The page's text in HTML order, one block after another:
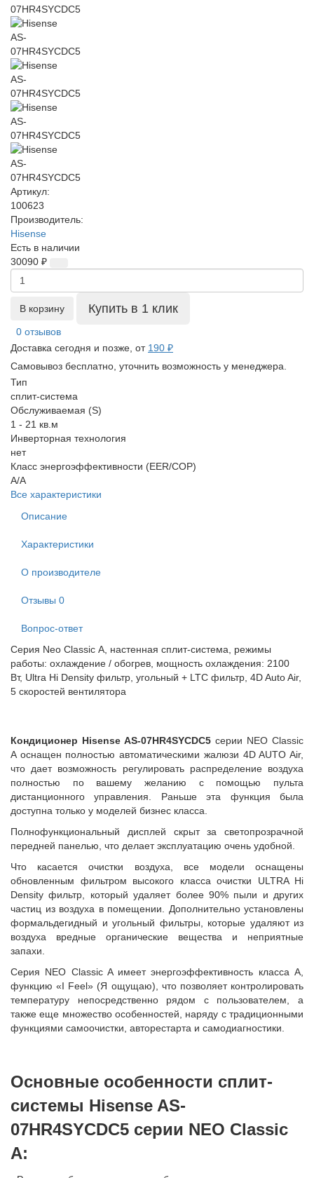
Артикул:
100623
Производитель:
Hisense
Есть в наличии
30090 ₽
В корзину Купить в 1 клик
0 отзывов
Доставка сегодня и позже, от 190 ₽
Самовывоз бесплатно, уточнить возможность у менеджера.
Тип
сплит-система
Обслуживаемая (S)
1 - 21 кв.м
Инверторная технология
нет
Класс энергоэффективности (EER/COP)
A/A
Все характеристики
Описание
Характеристики
О производителе
Отзывы 0
Вопрос-ответ
Серия Neo Classic А, настенная сплит-система, режимы
работы: охлаждение / обогрев, мощность охлаждения: 2100
Вт, Ultra Hi Density фильтр, угольный + LTC фильтр, 4D Auto Air,
5 скоростей вентилятора
Кондиционер Hisense AS-07HR4SYCDC5 серии NEO Classic
A оснащен полностью автоматическими жалюзи 4D AUTO Air,
что дает возможность регулировать распределение воздуха
полностью по вашему желанию с помощью пульта
дистанционного управления. Раньше эта функция была
доступна только у моделей бизнес класса.
Полнофункциональный дисплей скрыт за светопрозрачной
передней панелью, что делает эксплуатацию очень удобной.
Что касается очистки воздуха, все модели оснащены
обновленным фильтром высокого класса очистки ULTRA Hi
Density фильтр, который удаляет более 90% пыли и других
частиц из воздуха в помещении. Дополнительно установлены
формальдегидный и угольный фильтры, которые удаляют из
воздуха вредные органические вещества и неприятные
запахи.
Серия NEO Classic A имеет энергоэффективность класса А,
функцию «I Feel» (Я ощущаю), что позволяет контролировать
температуру непосредственно рядом с пользователем, а
также еще множество особенностей, наряду с традиционными
функциями самоочистки, авторестарта и самодиагностики.
Основные особенности сплит-
системы Hisense AS-
07HR4SYCDC5 серии NEO Classic
A: